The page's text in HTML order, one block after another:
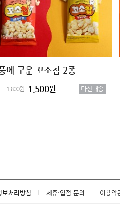
에 구운 꼬소칩 2종
1,800원 1,500원 다신배송
보처리방침 제휴·입점 문의 이용약